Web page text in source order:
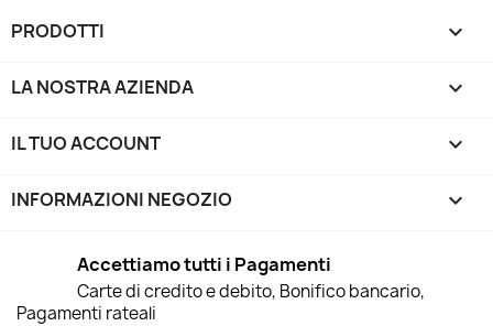
PRODOTTI 
LA NOSTRA AZIENDA 
IL TUO ACCOUNT 
INFORMAZIONI NEGOZIO keyboard_arrow_down
Accettiamo tutti i Pagamenti
Carte di credito e debito, Bonifico bancario,
Pagamenti rateali